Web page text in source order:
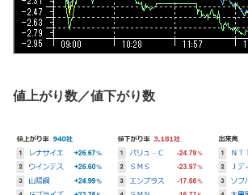
値上がり数／値下がり数